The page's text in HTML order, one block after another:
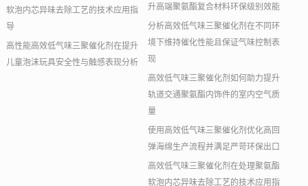
软泡内芯异味去除工艺的技术应用指
导
高性能高效低气味三聚催化剂在提升
儿童泡沫玩具安全性与触感表现分析
升高端聚氨酯复合材料环保级别效能
分析高效低气味三聚催化剂在不同环
境下维持催化性能且保证气味控制表
现
高效低气味三聚催化剂如何助力提升
轨道交通聚氨酯内饰件的室内空气质
量
使用高效低气味三聚催化剂优化高回
弹海绵生产流程并满足严苛环保出口
高效低气味三聚催化剂在处理聚氨酯
软泡内芯异味去除工艺的技术应用指